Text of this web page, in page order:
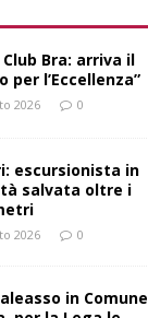
Bra: arriva il
per l’Eccellenza”
2026 0
escursionista in
salvata oltre i
2026 0
in Comune